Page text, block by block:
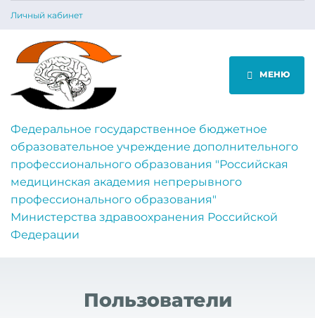
Личный кабинет
МЕНЮ
Федеральное государственное бюджетное
образовательное учреждение дополнительного
профессионального образования "Российская
медицинская академия непрерывного
профессионального образования"
Министерства здравоохранения Российской
Федерации
Пользователи